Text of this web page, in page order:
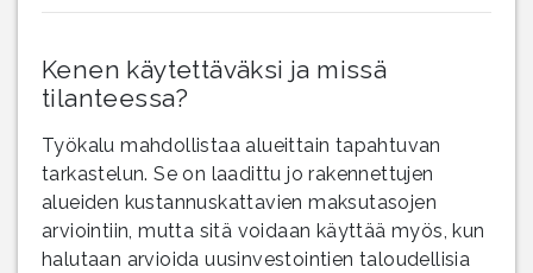
Kenen käytettäväksi ja missä
tilanteessa?
Työkalu mahdollistaa alueittain tapahtuvan
tarkastelun. Se on laadittu jo rakennettujen
alueiden kustannuskattavien maksutasojen
arviointiin, mutta sitä voidaan käyttää myös, kun
halutaan arvioida uusinvestointien taloudellisia